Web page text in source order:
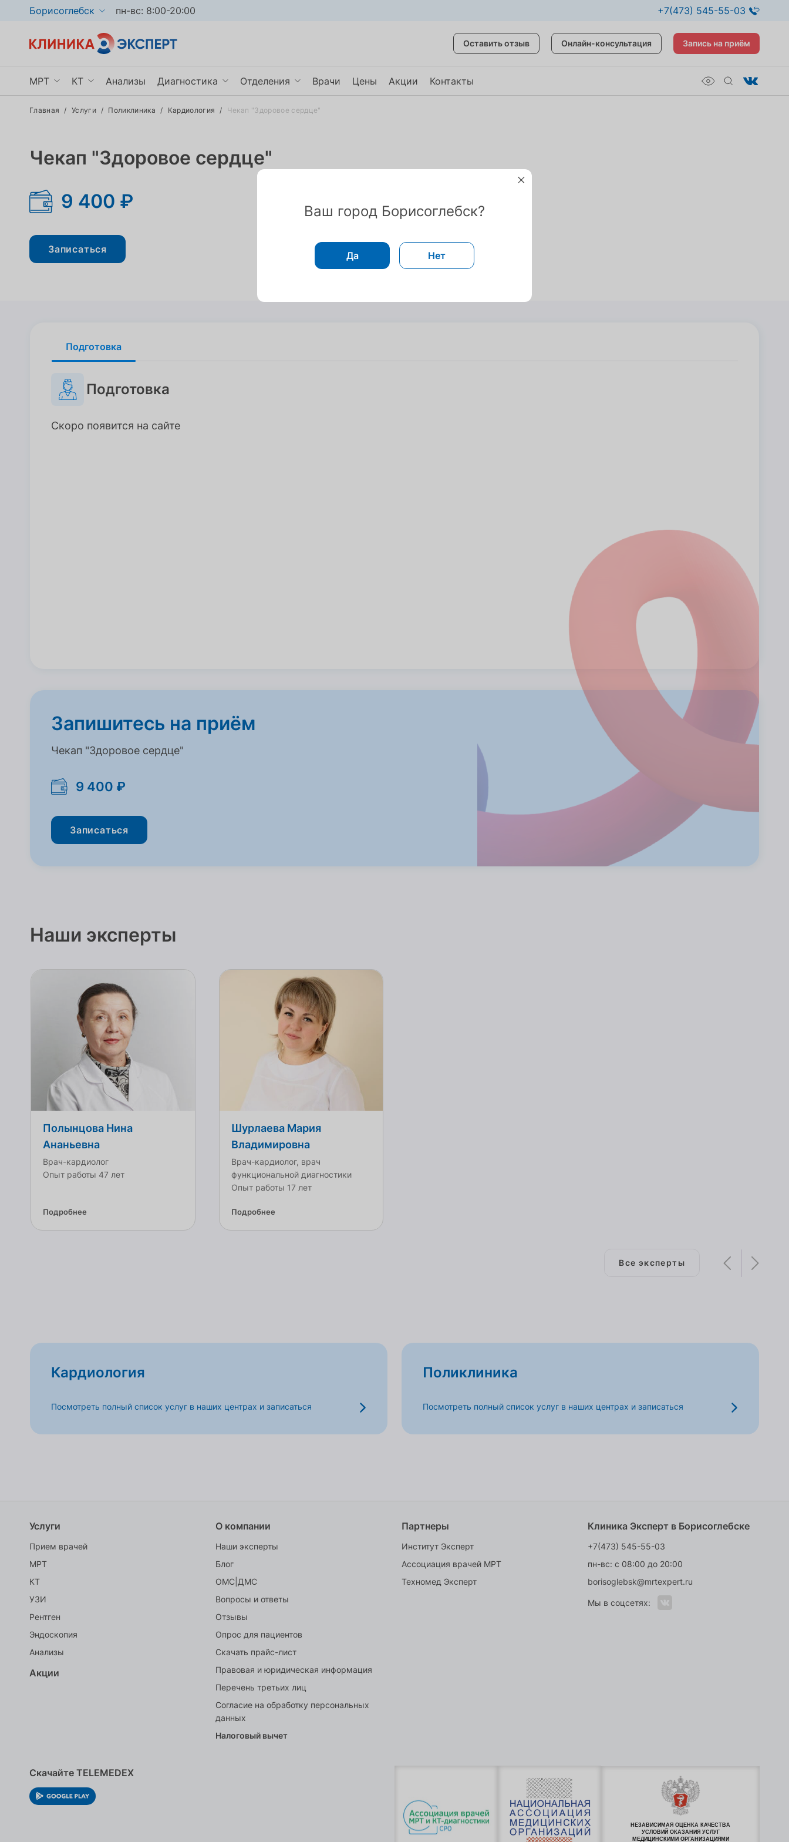
Борисоглебск пн-вс: 8:00-20:00 +7(473) 545-55-03
Оставить отзыв Онлайн-консультация Запись на приём
МРТ
МРТ брюшной полости
Показать ещё
КТ
КТ мочевыделительной системы
Анализы Диагностика
Эндоскопия
Отделения
Травматология
Врачи Цены Акции Контакты
Главная / Услуги / Поликлиника / Кардиология / Чекап "Здоровое сердце"
Чекап "Здоровое сердце"
9 400 ₽
Записаться
Подготовка
Подготовка
Подготовка
Скоро появится на сайте
Запишитесь на приём
Чекап "Здоровое сердце"
9 400 ₽
Записаться
Наши эксперты
Полынцова Нина
Ананьевна
Врач-кардиолог
Опыт работы 47 лет
Подробнее
Шурлаева Мария
Владимировна
Врач-кардиолог, врач
функциональной диагностики
Опыт работы 17 лет
Подробнее
Все эксперты
Кардиология
Посмотреть полный список услуг в наших центрах и записаться
Поликлиника
Посмотреть полный список услуг в наших центрах и записаться
Услуги
Прием врачей
МРТ
КТ
УЗИ
Рентген
Эндоскопия
Анализы
Акции
О компании
Наши эксперты
Блог
ОМС|ДМС
Вопросы и ответы
Отзывы
Опрос для пациентов
Скачать прайс-лист
Правовая и юридическая информация
Перечень третьих лиц
Согласие на обработку персональных
данных
Налоговый вычет
Партнеры
Институт Эксперт
Ассоциация врачей МРТ
Техномед Эксперт
Клиника Эксперт в Борисоглебске
+7(473) 545-55-03
пн-вс: с 08:00 до 20:00
borisoglebsk@mrtexpert.ru
Мы в соцсетях:
Скачайте TELEMEDEX
НЕЗАВИСИМАЯ ОЦЕНКА КАЧЕСТВА
УСЛОВИЙ ОКАЗАНИЯ УСЛУГ
МЕДИЦИНСКИМИ ОРГАНИЗАЦИЯМИ
Ваш город Борисоглебск?
Да Нет